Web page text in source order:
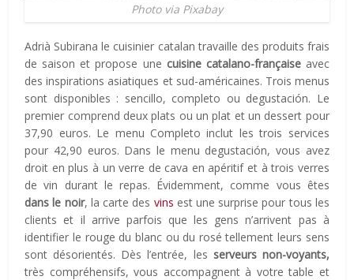
Photo via Pixabay
Adrià Subirana le cuisinier catalan travaille des produits frais
de saison et propose une cuisine catalano-françaiseavec
des inspirations asiatiques et sud-américaines. Trois menus
sont disponibles : sencillo, completo ou degustación. Le
premier comprend deux plats ou un plat et un dessert pour
37,90 euros. Le menu Completo inclut les trois services
pour 42,90 euros. Dans le menu degustación, vous avez
droit en plus à un verre de cava en apéritif et à trois verres
de vin durant le repas. Évidemment, comme vous êtes
dans le noir, la carte des vins est une surprise pour tous les
clients et il arrive parfois que les gens n’arrivent pas à
identifier le rouge du blanc ou du rosé tellement leurs sens
sont désorientés. Dès l’entrée, les serveurs non-voyants,
très compréhensifs, vous accompagnent à votre table et